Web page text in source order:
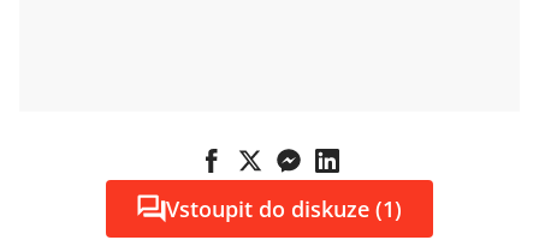
Vstoupit do diskuze (1)